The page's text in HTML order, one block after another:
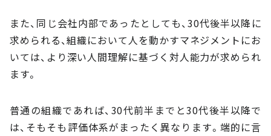
また、同じ会社内部であったとしても、30代後半以降に
求められる、組織において人を動かすマネジメントにお
いては、より深い人間理解に基づく対人能力が求められ
ます。
普通の組織であれば、30代前半までと30代後半以降で
は、そもそも評価体系がまったく異なります。端的に言